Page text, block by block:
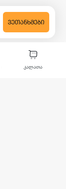
კალათა
ᲕᲔᲗᲐᲜᲮᲛᲔᲑᲘ